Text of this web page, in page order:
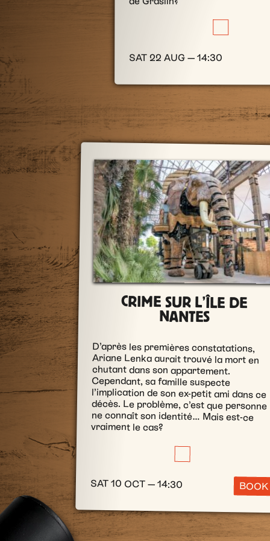
SAT 22 AUG — 14:30
CRIME SUR L’ÎLE DE
NANTES
D’après les premières constatations,
Ariane Lenka aurait trouvé la mort en
chutant dans son appartement.
Cependant, sa famille suspecte
l’implication de son ex-petit ami dans ce
décès. Le problème, c’est que personne
ne connaît son identité… Mais est-ce
vraiment le cas?
SAT 10 OCT — 14:30 BOOK